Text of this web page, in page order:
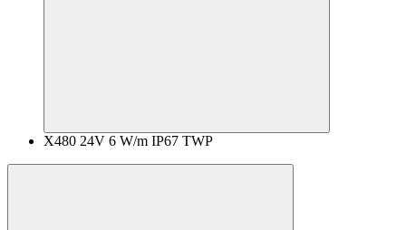
X480 24V 6 W/m IP67 TWP